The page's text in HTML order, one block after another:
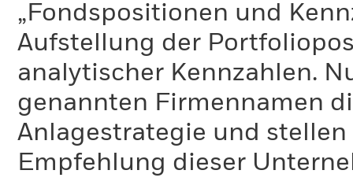
„Fondspositionen und
Aufstellung der
analytischer Kennzahlen.
genannten Firmennamen
Anlagestrategie und
Empfehlung dieser